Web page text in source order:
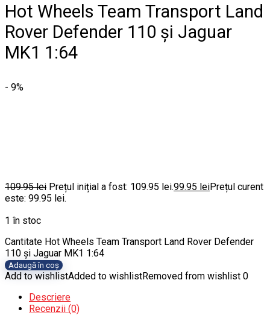
Hot Wheels Team Transport Land
Rover Defender 110 și Jaguar
MK1 1:64
- 9%
109.95lei Prețul inițial a fost: 109.95 lei.99.95 leiPrețul curent
este: 99.95 lei.
1 în stoc
Cantitate Hot Wheels Team Transport Land Rover Defender
110 și Jaguar MK1 1:64
Adaugă în coș
Add to wishlistAdded to wishlistRemoved from wishlist 0
Descriere
Recenzii (0)